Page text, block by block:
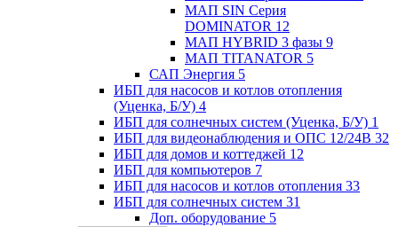
МАП SIN Серия
DOMINATOR 12
МАП HYBRID 3 фазы 9
МАП TITANATOR 5
САП Энергия 5
ИБП для насосов и котлов отопления
(Уценка, Б/У) 4
ИБП для солнечных систем (Уценка, Б/У) 1
ИБП для видеонаблюдения и ОПС 12/24В 32
ИБП для домов и коттеджей 12
ИБП для компьютеров 7
ИБП для насосов и котлов отопления 33
ИБП для солнечных систем 31
Доп. оборудование 5